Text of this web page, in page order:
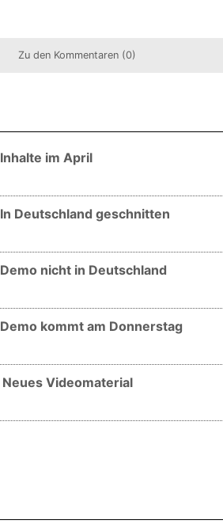
Zu den Kommentaren (0)
im April
Deutschland geschnitten
nicht in Deutschland
kommt am Donnerstag
Videomaterial